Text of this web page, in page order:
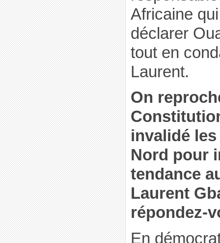
Africaine
déclarer
tout en
Laurent.
On
invalidé
Nord pour
tendance
Laurent
répondez-
En